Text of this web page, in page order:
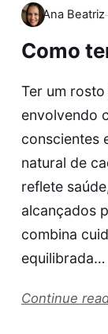
Ana Beatriz
Como
Ter um
envolvendo
conscientes
natural de
reflete
alcançados
combina
equilibrada…
Continue